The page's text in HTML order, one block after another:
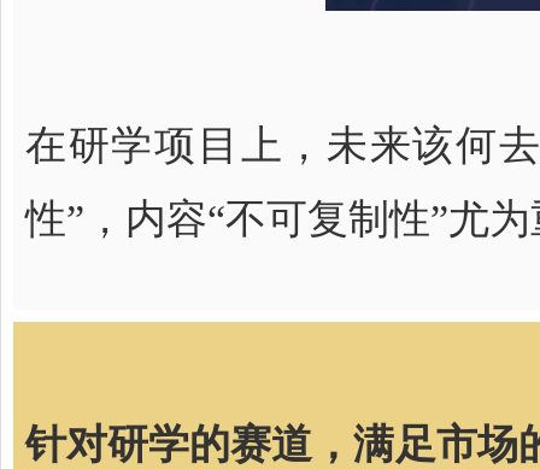
在研学项目上，未来该何
性”，内容“不可复制性”尤
针对研学的赛道，满足市场